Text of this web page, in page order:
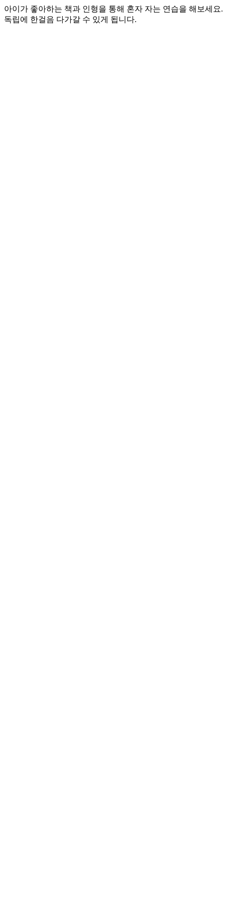
아이가 좋아하는 책과 인형을 통해 혼자 자는 연습을 해보세
독립에 한걸음 다가갈 수 있게 됩니다.